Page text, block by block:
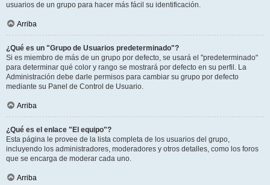
usuarios de un grupo para hacer más fácil su identificación.
Arriba
¿Qué es un "Grupo de Usuarios predeterminado"?
Si es miembro de más de un grupo por defecto, se usará el "predeterminado"
para determinar qué color y rango se mostrará por defecto en su perfil. La
Administración debe darle permisos para cambiar su grupo por defecto
mediante su Panel de Control de Usuario.
Arriba
¿Qué es el enlace "El equipo"?
Esta página le provee de la lista completa de los usuarios del grupo,
incluyendo los administradores, moderadores y otros detalles, como los foros
que se encarga de moderar cada uno.
Arriba